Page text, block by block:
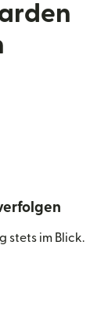
stets im Blick.